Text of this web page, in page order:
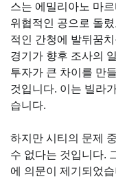
스는 에밀리아노 마
위협적인 공으로 돌
적인 간청에 발뒤꿈
경기가 향후 조사의
투자가 큰 차이를 만
것입니다. 이는 빌라
습니다.
하지만 시티의 문제
수 없다는 것입니다.
에 의문이 제기되었